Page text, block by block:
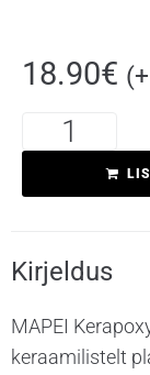
18.90€
Kirjeldus
MAPEI
keraamilistelt